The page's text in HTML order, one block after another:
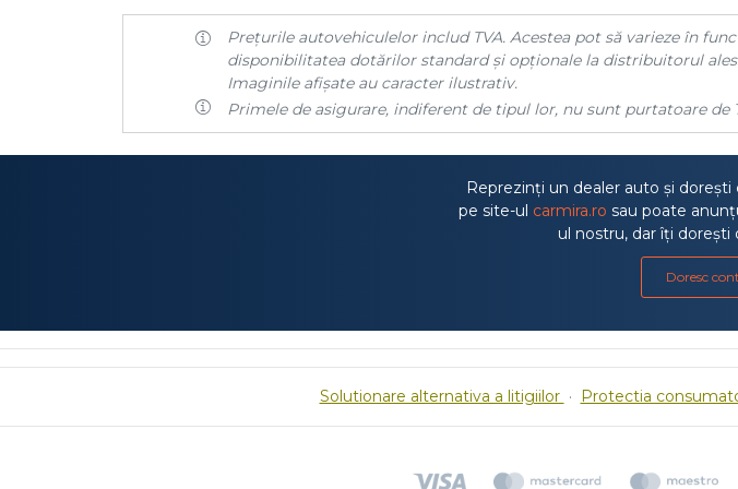
Prețurile autovehiculelor includ TVA. Acestea pot să varieze în
disponibilitatea dotărilor standard și opționale la distribuitorul
Imaginile afișate au caracter ilustrativ.
Primele de asigurare, indiferent de tipul lor, nu sunt purtatoare de
Reprezinți un dealer auto și
pe site-ul carmira.ro sau poate
ul nostru, dar îți dorești
Doresc
Solutionare alternativa a litigiilor · Protectia